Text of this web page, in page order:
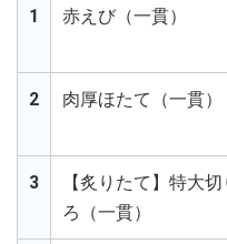
1 赤えび（一貫）
2 肉厚ほたて（一貫）
3
【炙りたて】特大
ろ（一貫）